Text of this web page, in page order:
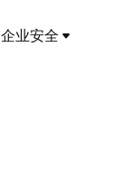
企业安全